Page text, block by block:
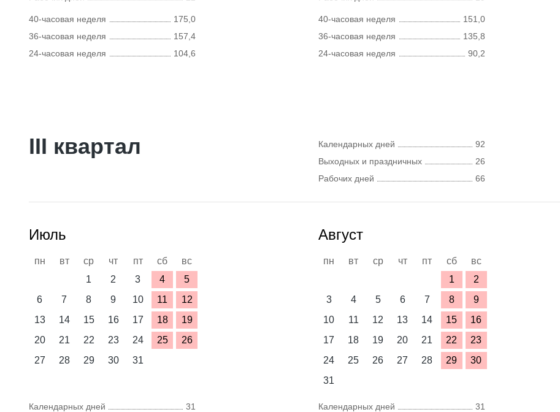
40-часовая неделя
175,0
36-часовая неделя
157,4
24-часовая неделя
104,6
40-часовая неделя
151,0
36-часовая неделя
135,8
24-часовая неделя
90,2
III квартал Календарных дней
92
Выходных и праздничных
26
Рабочих дней
66
Июль
пн вт ср чт пт сб
вс
1
2 3 4
5
6
7 8 9 10 11
12
13
14 15 16 17 18
19
20
21 22 23 24 25
26
27
28 29 30 31
Календарных дней
31
Август
пн вт ср чт пт сб
вс
1
2
3
4 5 6 7 8
9
10
11 12 13 14 15
16
17
18 19 20 21 22
23
24
25 26 27 28 29
30
31
Календарных дней
31